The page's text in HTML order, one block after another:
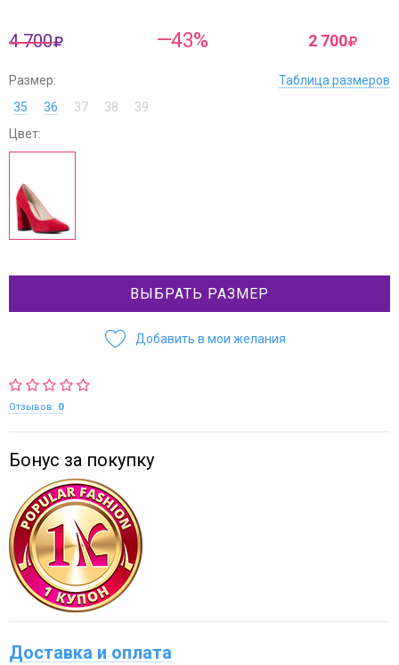
4 700 —43% 2 700
Размер:
Таблица размеров
35
36 37 38
39
Цвет:
ВЫБРАТЬ РАЗМЕР
Добавить в мои желания
Отзывов: 0
Бонус за покупку
Доставка и оплата